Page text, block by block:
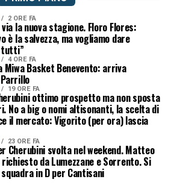
2 ORE FA
la nuova stagione. Floro Flores:
è la salvezza, ma vogliamo dare
4 ORE FA
Miwa Basket Benevento: arriva
19 ORE FA
ottimo prospetto ma non sposta
No a big o nomi altisonanti, la scelta di
il mercato: Vigorito (per ora) lascia
23 ORE FA
Cherubini svolta nel weekend. Matteo
da Lumezzane e Sorrento. Si
in D per Cantisani